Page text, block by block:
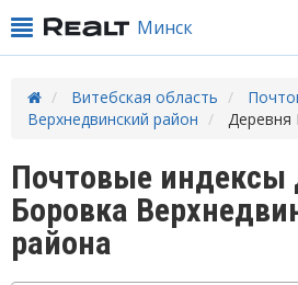
Минск
Витебская область
Верхнедвинский район
Деревня
Почтовые индексы
Боровка
района